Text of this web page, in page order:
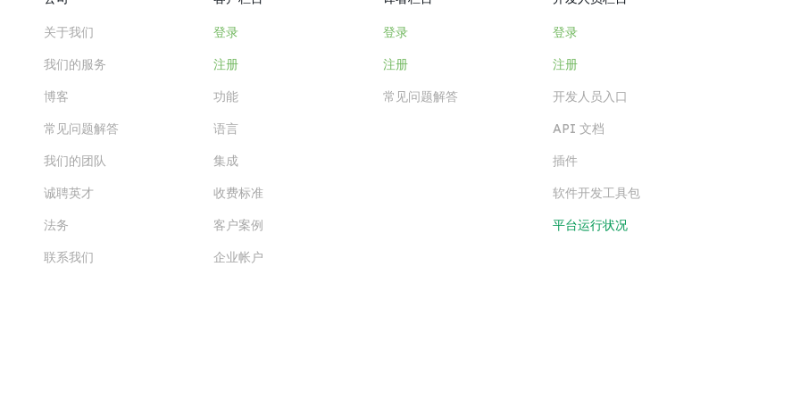
关于我们
我们的服务
博客
常见问题解答
我们的团队
诚聘英才
法务
联系我们
登录
注册
功能
语言
集成
收费标准
客户案例
企业帐户
登录
注册
常见问题解答
登录
注册
开发人员入口
API 文档
插件
软件开发工具包
平台运行状况